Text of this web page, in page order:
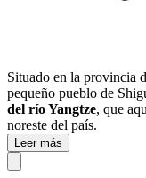
Situado en la provincia
pequeño pueblo de
del río Yangtze, que
noreste del país.
Leer más